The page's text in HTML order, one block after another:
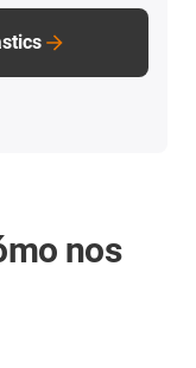
nos